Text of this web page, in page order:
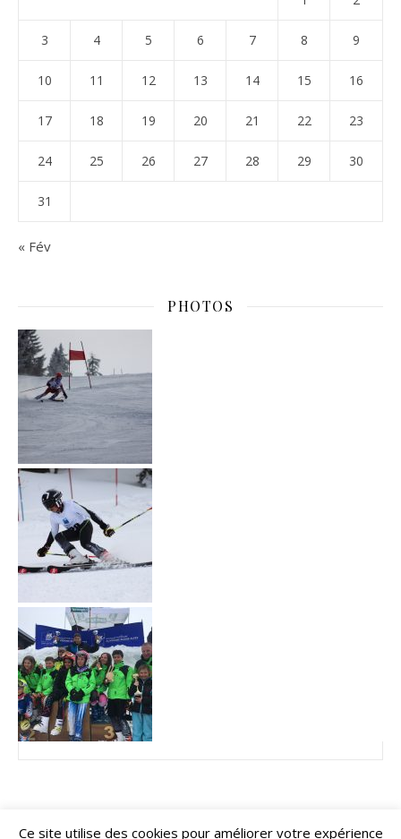
3 4 5 6 7 8 9
10 11 12 13 14 15 16
17 18 19 20 21 22 23
24 25 26 27 28 29 30
31
« Fév
PHOTOS
Ce site utilise des cookies pour améliorer votre expérience